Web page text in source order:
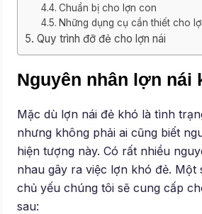
Chuẩn bị cho lợn con
Những dụng cụ cần thiết cho
Quy trình đỡ đẻ cho lợn nái
Nguyên nhân lợn nái
Mặc dù lợn nái đẻ khó là tình
nhưng không phải ai cũng biết
hiện tượng này. Có rất nhiều
nhau gây ra việc lợn khó đẻ. Một
chủ yếu chúng tôi sẽ cung cấp
sau: